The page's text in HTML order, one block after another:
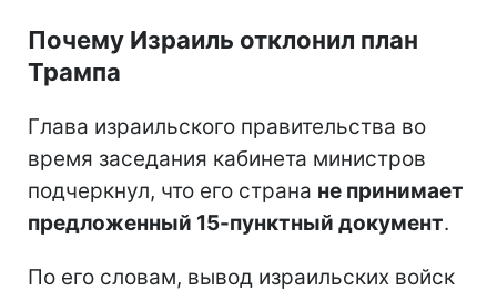
Почему Израиль отклонил план
Трампа
Глава израильского правительства во
время заседания кабинета министров
подчеркнул, что его страна не принимает
предложенный 15-пунктный документ.
По его словам, вывод израильских войск